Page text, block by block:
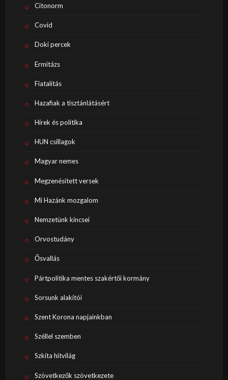
Citonorm
Covid
Doki percek
Ermitázs
Fiatalítás
Hazafiak a tisztánlátásért
Hírek és politika
HUN csillagok
Magyar nemes
Megzenésített versek
Mi Hazánk mozgalom
Nemzetünk kincsei
Orvostudány
Ősvallás
Pártpolitika mentes szakértői kormány
Sorsunk alakítói
Szent Korona napjainkban
Széllel szemben
Szkíta hitvilág
Szövetkezők szövetkezete